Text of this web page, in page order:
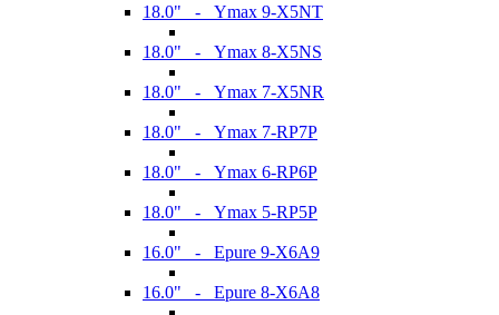
18.0" - Ymax 9-X5NT
18.0" - Ymax 8-X5NS
18.0" - Ymax 7-X5NR
18.0" - Ymax 7-RP7P
18.0" - Ymax 6-RP6P
18.0" - Ymax 5-RP5P
16.0" - Epure 9-X6A9
16.0" - Epure 8-X6A8